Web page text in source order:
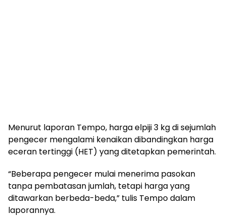
Menurut laporan Tempo, harga elpiji 3 kg di sejumlah
pengecer mengalami kenaikan dibandingkan harga
eceran tertinggi (HET) yang ditetapkan pemerintah.
“Beberapa pengecer mulai menerima pasokan
tanpa pembatasan jumlah, tetapi harga yang
ditawarkan berbeda-beda,” tulis Tempo dalam
laporannya.